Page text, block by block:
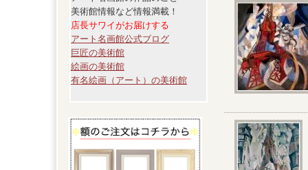
美術館情報など情報満載！
店長サワイがお届けする
アート名画館公式ブログ
巨匠の美術館
絵画の美術館
有名絵画（アート）の美術館